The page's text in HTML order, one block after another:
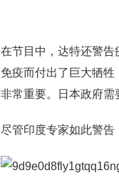
在节目中，达特还警告
免疫而付出了巨大牺
非常重要。日本政府需
尽管印度专家如此警告